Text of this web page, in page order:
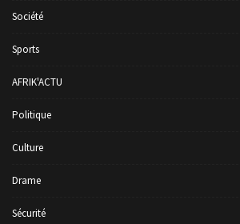
Société
Sports
AFRIK'ACTU
Politique
Culture
Drame
Sécurité